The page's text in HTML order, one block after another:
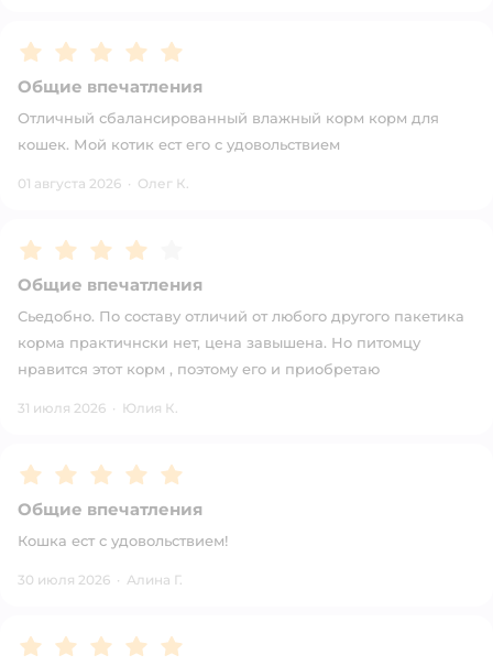
Рейтинг:5
Общие впечатления
Отличный сбалансированный влажный корм корм для
кошек. Мой котик ест его с удовольствием
01 августа 2026 · Oлег К.
Рейтинг:4
Общие впечатления
Сьедобно. По составу отличий от любого другого пакетика
корма практичнски нет, цена завышена. Но питомцу
нравится этот корм , поэтому его и приобретаю
31 июля 2026 · Юлия К.
Рейтинг:5
Общие впечатления
Кошка ест с удовольствием!
30 июля 2026 · Алина Г.
Рейтинг:5